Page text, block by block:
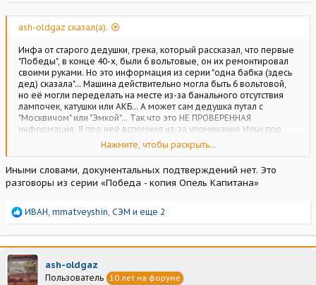
ash-oldgaz сказал(а):
Инфа от старого дедушки, грека, который рассказал, что первые
"Победы", в конце 40-х, были 6 вольтовые, он их ремонтировал
своими руками. Но это информация из серии "одна бабка (здесь
дед) сказала"... Машина действительно могла быть 6 вольтовой,
но её могли переделать на месте из-за банального отсутствия
лампочек, катушки или АКБ... А может сам дедушка путал с
"Москвичом" или "Эмкой"... Так что это НЕ ПРОВЕРЕННАЯ
информация. Я про неё вспомнил из-за упоминание Ильи про
турка на зелёной "Победе". Кстати, я тащил "Победу" своей
"Волгой! на которой была наклейка "Победа-клуба" и было это
Нажмите, чтобы раскрыть...
Иными словами, документальных подтверждений нет. Это
разговоры из серии «Победа - копия Опель Капитана»
Р
а
к
ц
и
и
ИВАН mmatveyshin СЭМ и еще 2
ash-oldgaz
Пользователь 10 лет на форуме